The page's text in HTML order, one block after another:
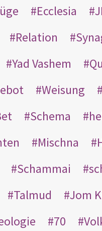
Ecclesia
Relation
Yad Vashem
Weisung
Schema
Mischna
Schammai
Talmud
Jom
70